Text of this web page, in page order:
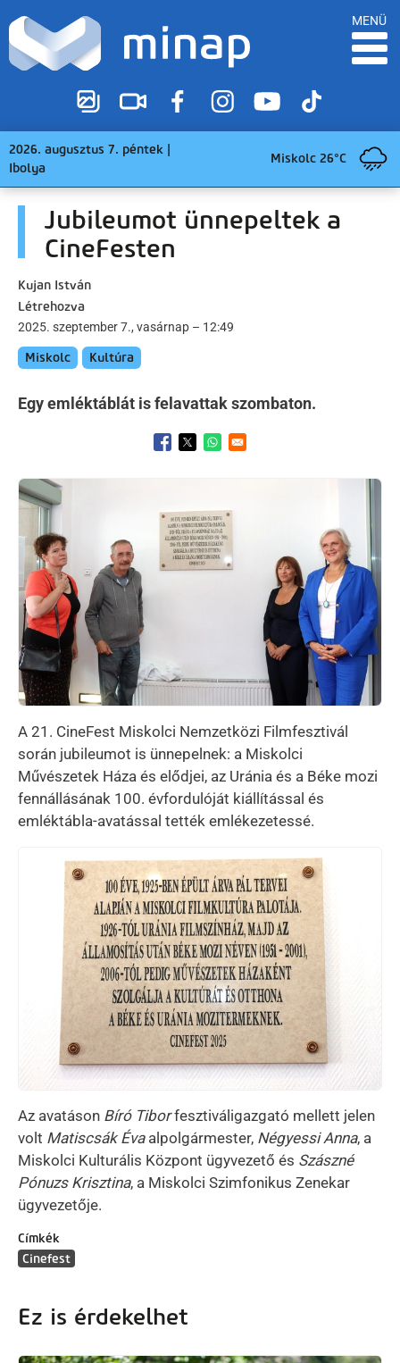
MENÜ
2026. augusztus 7. péntek |
Ibolya
Miskolc 26°C
Jubileumot ünnepeltek a
CineFesten
Kujan István
Létrehozva
2025. szeptember 7., vasárnap – 12:49
Miskolc Kultúra
Egy emléktáblát is felavattak szombaton.
Opens in a new window
Opens in a new window
Opens in a new window
Kép
A 21. CineFest Miskolci Nemzetközi Filmfesztivál
során jubileumot is ünnepelnek: a Miskolci
Művészetek Háza és elődjei, az Uránia és a Béke mozi
fennállásának 100. évfordulóját kiállítással és
emléktábla-avatással tették emlékezetessé.
Az avatáson Bíró Tiborfesztiváligazgató mellett jelen
volt Matiscsák Évaalpolgármester, Négyessi Anna, a
Miskolci Kulturális Központ ügyvezető és Szászné
Pónuzs Krisztina, a Miskolci Szimfonikus Zenekar
ügyvezetője.
Címkék
Cinefest
Ez is érdekelhet